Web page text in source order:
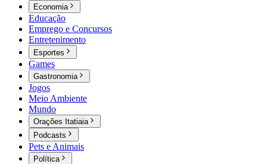
Economia
Educação
Emprego e Concursos
Entretenimento
Esportes
Games
Gastronomia
Jogos
Meio Ambiente
Mundo
Orações Itatiaia
Podcasts
Pets e Animais
Política